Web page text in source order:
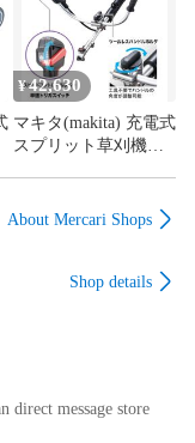
APT/IPX4対応 パワフ
ル吸引 低騒音
¥42,630
マキタ(makita) 充電式
スプリット草刈機
40Vmax対応 高出力ブ
About Mercari Shops
Shop details
direct message store